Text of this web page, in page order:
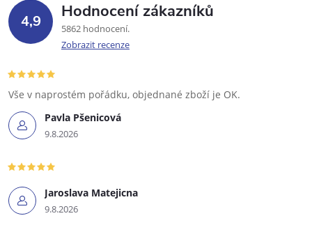
4,9 Hodnocení zákazníků
5862 hodnocení
Zobrazit recenze
Pavla Pšenicová
9.8.2026
Vše v naprostém pořádku, objednané zboží je OK.
Jaroslava Matejicna
9.8.2026